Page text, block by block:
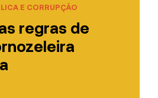
E CORRUPÇÃO
regras de